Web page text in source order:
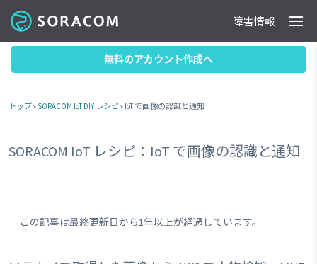
製品
事例
料金
ドキュメント
導入支援
IoTストア
最新情報 障害情報
トップ» SORACOM IoT DIY レシピ » IoT で画像の認識と通知
SORACOM IoT レシピ：IoT で画像の認識と通知
この記事は最終更新日から1年以上が経過しています。
無料のアカウント作成へ